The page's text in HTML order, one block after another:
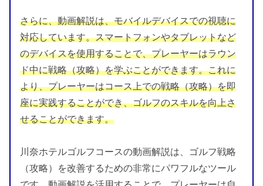
さらに、動画解説は、モバイルデバイスでの視聴に
対応しています。スマートフォンやタブレットなど
のデバイスを使用することで、プレーヤーはラウン
ド中に戦略（攻略）を学ぶことができます。これに
より、プレーヤーはコース上での戦略（攻略）を即
座に実践することができ、ゴルフのスキルを向上さ
せることができます。
川奈ホテルゴルフコースの動画解説は、ゴルフ戦略
（攻略）を改善するための非常にパワフルなツール